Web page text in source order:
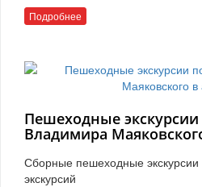
Подробнее
Пешеходные
Владимира
Сборные пешеходные экскурсии
экскурсий